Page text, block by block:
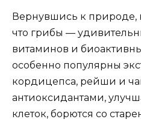
Вернувшись к природе,
что грибы —
витаминов и
особенно популярны
кордицепса, рейши и
антиоксидантами,
клеток, борются со